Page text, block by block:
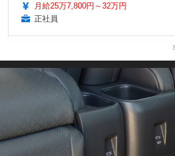
月給25万7,800円～32万円
正社員